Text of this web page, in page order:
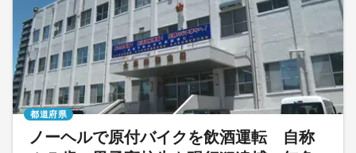
ノーヘルで原付バイクを飲酒運転 自称
都道府県